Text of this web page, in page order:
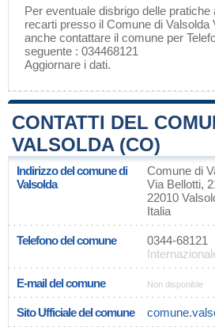
Per eventuale disbrigo delle
recarti presso il Comune di Valsolda
anche contattare il comune per
seguente : 034468121
Aggiornare i dati.
CONTATTI DEL
VALSOLDA (CO)
Indirizzo del comune di
Valsolda
Comune di
Via Bellotti,
22010
Italia
Telefono del comune
0344-68121
E-mail del comune Non disponible
Sito Ufficiale del comune